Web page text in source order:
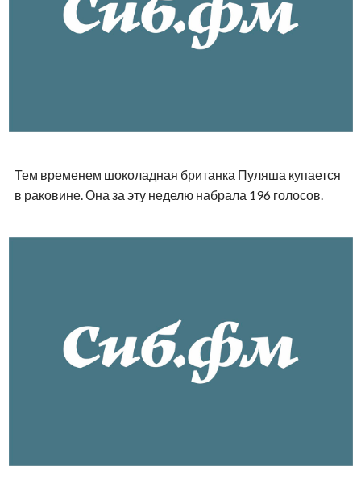
Тем временем шоколадная британка Пуляша купается
в раковине. Она за эту неделю набрала 196 голосов.